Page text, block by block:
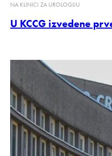
NA KLINICI ZA UROLOGIJU
U KCCG izvedene